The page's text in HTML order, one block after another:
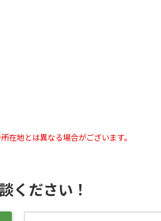
地とは異なる場合がございます。
ください！